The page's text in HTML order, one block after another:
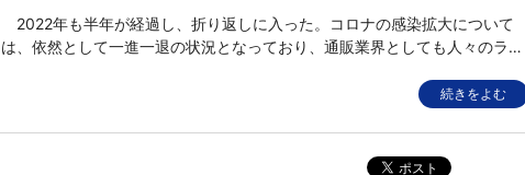
2022年も半年が経過し、折り返しに入った。コロナの感染拡大について
は、依然として一進一退の状況となっており、通販業界としても人々のライ
と、歴史的な円安に伴う輸入品価格の高騰に加え、原材料不足による価格改
続きをよむ